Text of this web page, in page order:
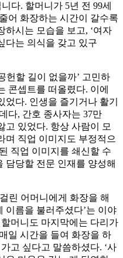
다. 할머니가 5년 전 99세
어 화장하는 시간이 갈수록
하시는 모습을 보고, ‘여자
다는 의식을 갖고 있구
헌할 길이 없을까’ 고민하
콘셉트를 떠올렸다. 이에
다. 인생을 즐기거나 활기
다, 간호 종사자는 37만
고 있었다. 항상 사람이 모
며 직업 이미지도 부정적으
직업 이미지를 쇄신할 수
담당할 전문 인재를 양성해
린 어머니에게 화장을 해
이름을 불러주셨다’는 이야
머니도 마지막에는 다리가
일 시간을 들여 화장을 하
고 싶다고 말씀하셨다. ‘사